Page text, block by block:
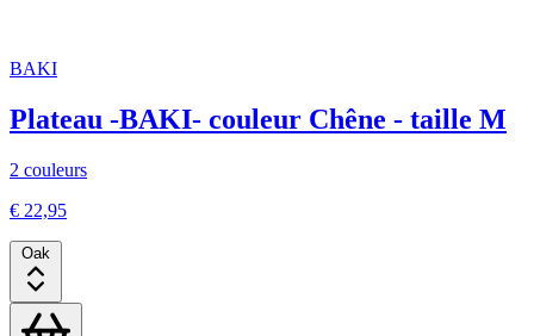
BAKI
Plateau -BAKI- couleur Chêne - taille M
2 couleurs
€ 22,95
Oak